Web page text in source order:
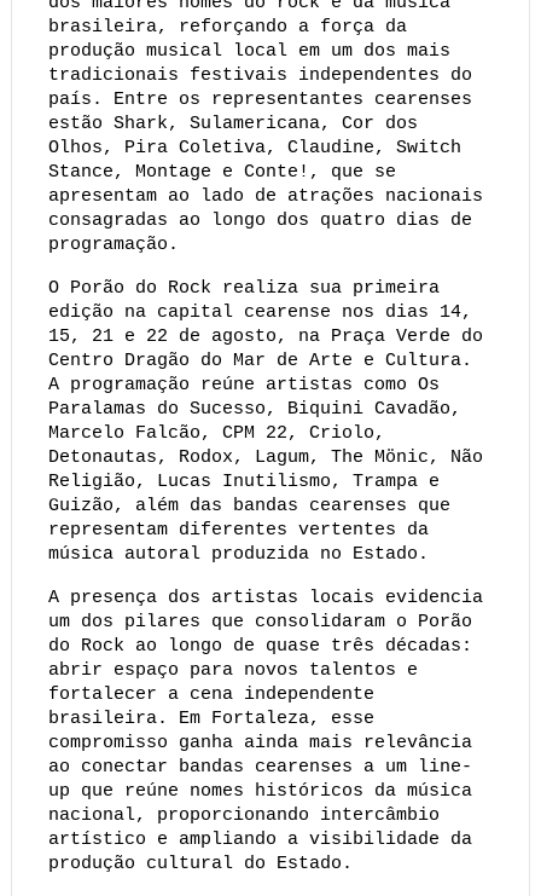
brasileira, reforçando a força da
produção musical local em um dos mais
tradicionais festivais independentes do
país. Entre os representantes cearenses
estão Shark, Sulamericana, Cor dos
Olhos, Pira Coletiva, Claudine, Switch
Stance, Montage e Conte!, que se
apresentam ao lado de atrações nacionais
consagradas ao longo dos quatro dias de
programação.
O Porão do Rock realiza sua primeira
edição na capital cearense nos dias 14,
15, 21 e 22 de agosto, na Praça Verde do
Centro Dragão do Mar de Arte e Cultura.
A programação reúne artistas como Os
Paralamas do Sucesso, Biquini Cavadão,
Marcelo Falcão, CPM 22, Criolo,
Detonautas, Rodox, Lagum, The Mönic, Não
Religião, Lucas Inutilismo, Trampa e
Guizão, além das bandas cearenses que
representam diferentes vertentes da
música autoral produzida no Estado.
A presença dos artistas locais evidencia
um dos pilares que consolidaram o Porão
do Rock ao longo de quase três décadas:
abrir espaço para novos talentos e
fortalecer a cena independente
brasileira. Em Fortaleza, esse
compromisso ganha ainda mais relevância
ao conectar bandas cearenses a um line-
up que reúne nomes históricos da música
nacional, proporcionando intercâmbio
artístico e ampliando a visibilidade da
produção cultural do Estado.